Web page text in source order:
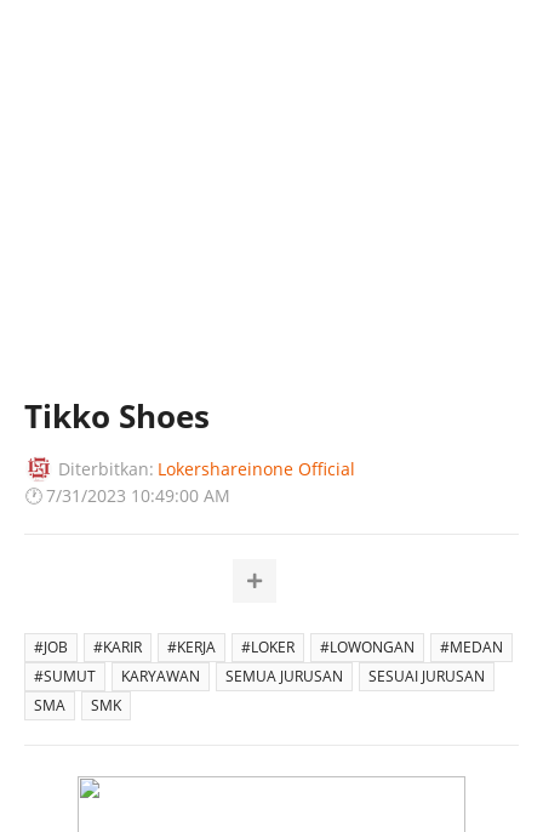
Tikko Shoes
Diterbitkan: Lokershareinone Official
🕐7/31/2023 10:49:00 AM
#JOB #KARIR #KERJA #LOKER #LOWONGAN
#MEDAN
#SUMUT
KARYAWAN SEMUA JURUSAN
SESUAI JURUSAN
SMA
SMK